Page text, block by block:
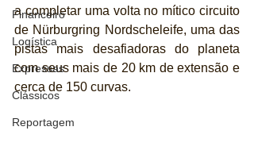
Financeiro
Logística
Expressas
Clássicos
Reportagem
a completar uma volta no mítico circuito
de Nürburgring Nordscheleife, uma das
pistas mais desafiadoras do planeta
com seus mais de 20 km de extensão e
cerca de 150 curvas.